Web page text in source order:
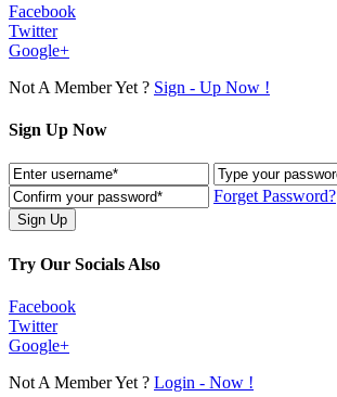
Facebook
Twitter
Google+
Not A Member Yet ? Sign - Up Now !
Sign Up Now
Forget Password?
Try Our Socials Also
Facebook
Twitter
Google+
Not A Member Yet ? Login - Now !